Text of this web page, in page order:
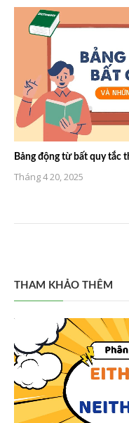
Bảng động từ bất quy tắc
Tháng 4 20, 2025
THAM KHẢO THÊM